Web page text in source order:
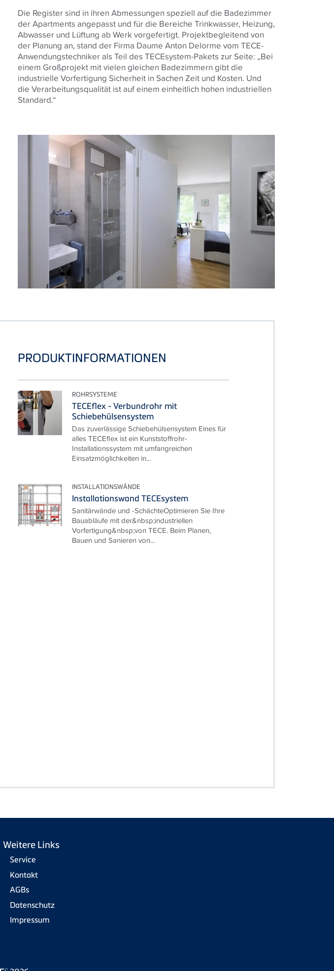
Die Register sind in ihren Abmessungen speziell auf die Badezimmer
der Apartments angepasst und für die Bereiche Trinkwasser, Heizung,
Abwasser und Lüftung ab Werk vorgefertigt. Projektbegleitend von
der Planung an, stand der Firma Daume Anton Delorme vom TECE-
Anwendungstechniker als Teil des TECEsystem-Pakets zur Seite: „Bei
einem Großprojekt mit vielen gleichen Badezimmern gibt die
industrielle Vorfertigung Sicherheit in Sachen Zeit und Kosten. Und
die Verarbeitungsqualität ist auf einem einheitlich hohen industriellen
Standard.“
PRODUKTINFORMATIONEN
ROHRSYSTEME
TECEflex - Verbundrohr mit
Schiebehülsensystem
Das zuverlässige Schiebehülsensystem Eines für
alles TECEflex ist ein Kunststoffrohr-
Installationssystem mit umfangreichen
Einsatzmöglichkeiten in...
INSTALLATIONSWÄNDE
Installationswand TECEsystem
Sanitärwände und -SchächteOptimieren Sie Ihre
Bauabläufe mit der&nbsp;industriellen
Vorfertigung&nbsp;von TECE. Beim Planen,
Bauen und Sanieren von...
Weitere Links
Service
Kontakt
AGBs
Datenschutz
Impressum